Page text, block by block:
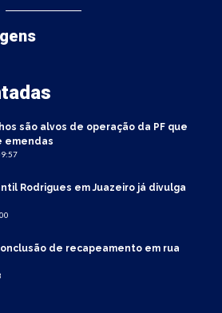
são alvos de operação da PF que
emendas
Rodrigues em Juazeiro já divulga
de recapeamento em rua